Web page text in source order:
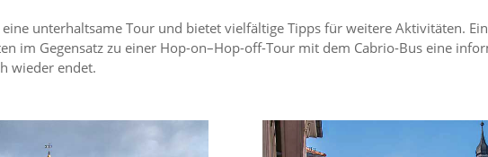
unterhaltsame Tour und bietet vielfältige Tipps für weitere Aktivitäten.
im Gegensatz zu einer Hop-on–Hop-off-Tour mit dem Cabrio-Bus eine
wieder endet.